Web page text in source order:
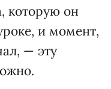
которую он
и момент,
— эту